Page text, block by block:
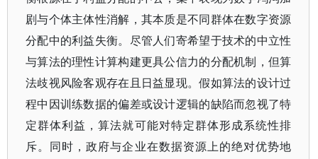
剧与个体主体性消解，其本质是不同群体在数字资源
分配中的利益失衡。尽管人们寄希望于技术的中立性
与算法的理性计算构建更具公信力的分配机制，但算
法歧视风险客观存在且日益显现。假如算法的设计过
程中因训练数据的偏差或设计逻辑的缺陷而忽视了特
定群体利益，算法就可能对特定群体形成系统性排
斥。同时，政府与企业在数据资源上的绝对优势地